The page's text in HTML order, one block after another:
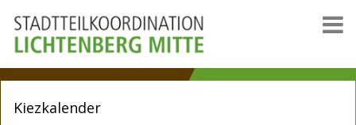
Kiezkalender